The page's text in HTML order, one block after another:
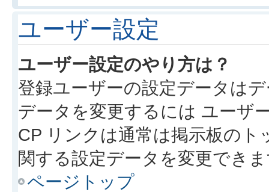
ユーザー設定
ユーザー設定のやり方は？
登録ユーザーの設定データは
データを変更するには ユーザ
CP リンクは通常は掲示板の
関する設定データを変更でき
ページトップ